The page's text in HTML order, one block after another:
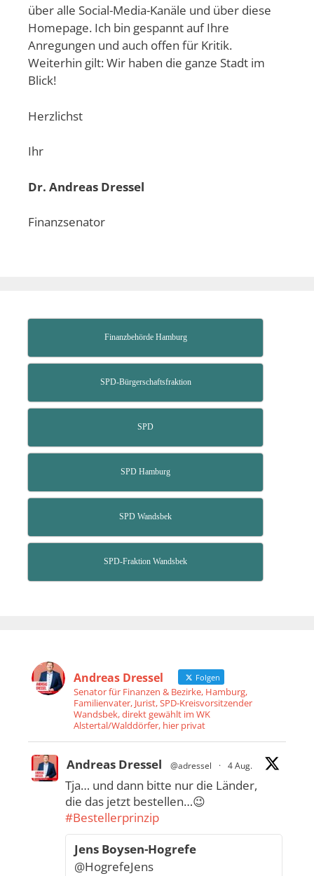
über alle Social-Media-Kanäle und über diese
Homepage. Ich bin gespannt auf Ihre
Anregungen und auch offen für Kritik.
Weiterhin gilt: Wir haben die ganze Stadt im
Blick!
Herzlichst
Ihr
Dr. Andreas Dressel
Finanzsenator
Finanzbehörde Hamburg
SPD-Bürgerschaftsfraktion
SPD
SPD Hamburg
SPD Wandsbek
SPD-Fraktion Wandsbek
Andreas Dressel Folgen
Senator für Finanzen & Bezirke, Hamburg,
Familienvater, Jurist, SPD-Kreisvorsitzender
Wandsbek, direkt gewählt im WK
Alstertal/Walddörfer, hier privat
Andreas Dressel @adressel · 4 Aug.
Tja… und dann bitte nur die Länder,
die das jetzt bestellen…😉
#Bestellerprinzip
Jens Boysen-Hogrefe
@HogrefeJens